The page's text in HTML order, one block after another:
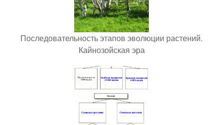
Последовательность этапов эволюции растений.
Кайнозойская эра